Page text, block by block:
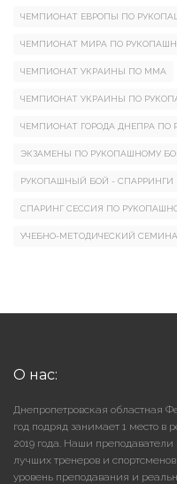
ЧЕМПИОНАТ ЕВРОПЫ ПО
ЧЕМПИОНАТ МИРА ПО
ЧЕМПИОНАТ УКРАИНЫ ПО ММА
ЧЕМПИОНАТ УКРАИНЫ ПО
ЧЕМПИОНАТ ГОРОДА ДНЕПРА
ЭКЗАМЕНЫ ПО РУКОПАШНОМУ
РУКОПАШНЫЙ БОЙ - СПАРРИНГИ
СПАРИНГ СЕССИЯ ПО
УЧЕБНО-МЕТОДИЧЕСКИЙ
О нас:
Днепропетровская областная
год подряд занимает 1 место в
2019 года. Наши
лучших тренеров и
уровень преподавания и